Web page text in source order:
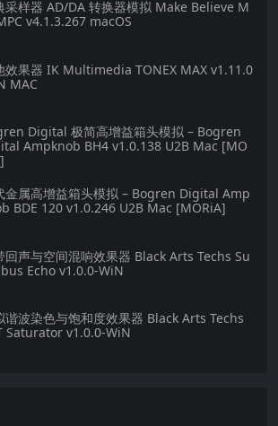
采样器 AD/DA 转换器模拟 Make Believe M
v4.1.3.267 macOS
效果器 IK Multimedia TONEX MAX v1.11.0
MAC
Digital 极简高增益箱头模拟 – Bogren
Ampknob BH4 v1.0.138 U2B Mac [MO
金属高增益箱头模拟 – Bogren Digital Amp
BDE 120 v1.0.246 U2B Mac [MORiA]
回声与空间混响效果器 Black Arts Techs Su
Echo v1.0.0-WiN
谐波染色与饱和度效果器 Black Arts Techs
Saturator v1.0.0-WiN